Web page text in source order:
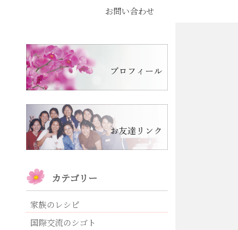
お問い合わせ
カテゴリー
家族のレシピ
国際交流のシゴト